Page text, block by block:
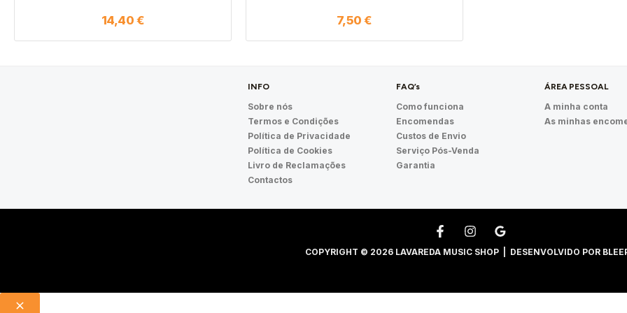
14,40 € 7,50€
INFO
Sobre nós
Termos e Condições
Política de Privacidade
Política de Cookies
Livro de Reclamações
Contactos
FAQ’s
Como funciona
Encomendas
Custos de Envio
Serviço Pós-Venda
Garantia
ÁREA PESSOAL
A minha conta
As minhas
COPYRIGHT © 2026 LAVAREDA MUSIC SHOP | DESENVOLVIDO POR